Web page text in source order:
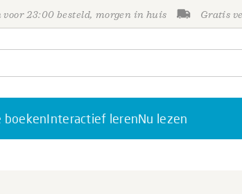
voor 23:00 besteld, morgen in huis Gratis
boekenInteractief lerenNu lezen